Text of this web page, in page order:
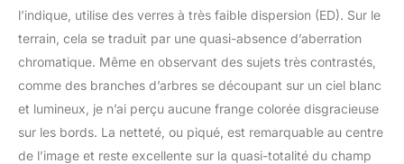
l’indique, utilise des verres à très faible dispersion (ED). Sur le
terrain, cela se traduit par une quasi-absence d’aberration
chromatique. Même en observant des sujets très contrastés,
comme des branches d’arbres se découpant sur un ciel blanc
et lumineux, je n’ai perçu aucune frange colorée disgracieuse
sur les bords. La netteté, ou piqué, est remarquable au centre
de l’image et reste excellente sur la quasi-totalité du champ